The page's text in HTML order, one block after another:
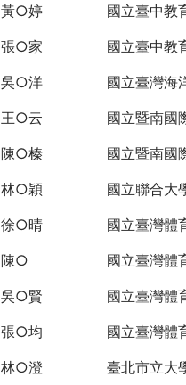
黃○婷 國立臺中教
張○家 國立臺中教
吳○洋 國立臺灣海
王○云 國立暨南國
陳○榛 國立暨南國
林○穎 國立聯合大
徐○晴 國立臺灣體
陳○ 國立臺灣體
吳○賢 國立臺灣體
張○均 國立臺灣體
林○澄 臺北市立大